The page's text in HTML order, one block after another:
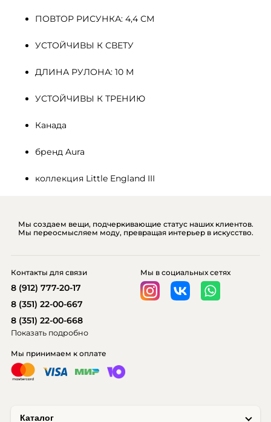
ПОВТОР РИСУНКА: 4,4 СМ
УСТОЙЧИВЫ К СВЕТУ
ДЛИНА РУЛОНА: 10 М
УСТОЙЧИВЫ К ТРЕНИЮ
Канада
бренд Aura
коллекция Little England III
Мы создаем вещи, подчеркивающие статус наших клиентов.
Мы переосмысляем моду, превращая интерьер в искусство.
Каталог
Мы принимаем к оплате
Мы в социальных сетях
Контакты для связи
8 (912) 777-20-17
8 (351) 22-00-667
8 (351) 22-00-668
Показать подробно